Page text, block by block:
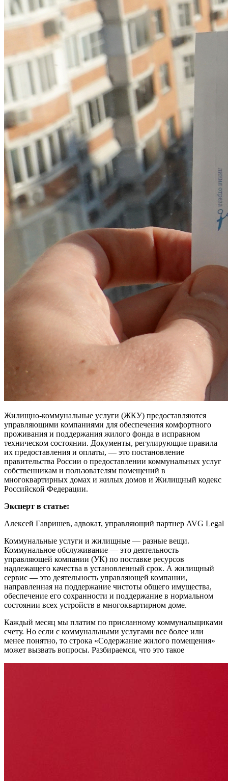
Жилищно-коммунальные услуги (ЖКУ) предоставляются
управляющими компаниями для обеспечения комфортного
проживания и поддержания жилого фонда в исправном
техническом состоянии. Документы, регулирующие правила
их предоставления и оплаты, — это постановление
правительства России о предоставлении коммунальных услуг
собственникам и пользователям помещений в
многоквартирных домах и жилых домов и Жилищный кодекс
Российской Федерации.
Эксперт в статье:
Алексей Гавришев, адвокат, управляющий партнер AVG Legal
Коммунальные услуги и жилищные — разные вещи.
Коммунальное обслуживание — это деятельность
управляющей компании (УК) по поставке ресурсов
надлежащего качества в установленный срок. А жилищный
сервис — это деятельность управляющей компании,
направленная на поддержание чистоты общего имущества,
обеспечение его сохранности и поддержание в нормальном
состоянии всех устройств в многоквартирном доме.
Каждый месяц мы платим по присланному коммунальщиками
счету. Но если с коммунальными услугами все более или
менее понятно, то строка «Содержание жилого помещения»
может вызвать вопросы. Разбираемся, что это такое